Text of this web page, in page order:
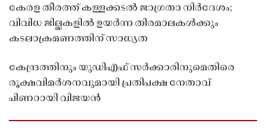
കേരള തീരത്ത് കള്ളക്കടൽ ജാഗ്രതാ നിർദേശം;
വിവിധ ജില്ലകളിൽ ഉയർന്ന തിരമാലകൾക്കും
കടലാക്രമണത്തിന് സാധ്യത
കേന്ദ്രത്തിനും യുഡിഎഫ് സർക്കാരിനുമെതിരെ
രൂക്ഷവിമർശനവുമായി പ്രതിപക്ഷ നേതാവ്
പിണറായി വിജയൻ